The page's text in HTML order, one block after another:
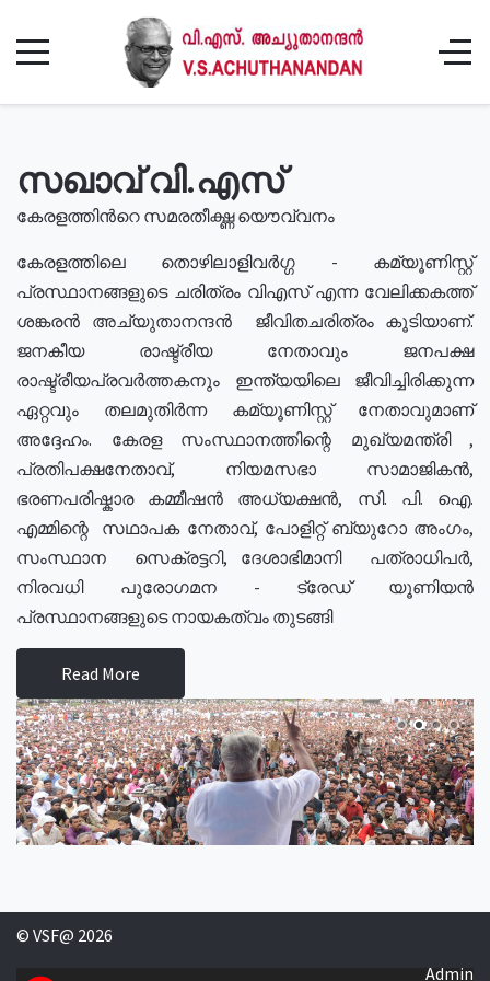
സഖാവ് വി.എസ്
കേരളത്തിൻറെ സമരതീക്ഷ്ണ യൌവ്വനം
കേരളത്തിലെ തൊഴിലാളിവർഗ്ഗ - കമ്യൂണിസ്റ്റ്
പ്രസ്ഥാനങ്ങളുടെ ചരിത്രം വിഎസ് എന്ന വേലിക്കകത്ത്
ശങ്കരൻ അച്യുതാനന്ദൻ ജീവിതചരിത്രം കൂടിയാണ്.
ജനകീയ രാഷ്ട്രീയ നേതാവും ജനപക്ഷ
രാഷ്ട്രീയപ്രവർത്തകനും ഇന്ത്യയിലെ ജീവിച്ചിരിക്കുന്ന
ഏറ്റവും തലമുതിർന്ന കമ്യൂണിസ്റ്റ് നേതാവുമാണ്
അദ്ദേഹം. കേരള സംസ്ഥാനത്തിന്റെ മുഖ്യമന്ത്രി ,
പ്രതിപക്ഷനേതാവ്, നിയമസഭാ സാമാജികൻ,
ഭരണപരിഷ്കാര കമ്മീഷൻ അധ്യക്ഷൻ, സി. പി. ഐ.
എമ്മിന്റെ സഥാപക നേതാവ്, പോളിറ്റ് ബ്യുറോ അംഗം,
സംസ്ഥാന സെക്രട്ടറി, ദേശാഭിമാനി പത്രാധിപർ,
നിരവധി പുരോഗമന - ട്രേഡ് യൂണിയൻ
പ്രസ്ഥാനങ്ങളുടെ നായകത്വം തുടങ്ങി
Read More
© VSF@ 2026
Admin